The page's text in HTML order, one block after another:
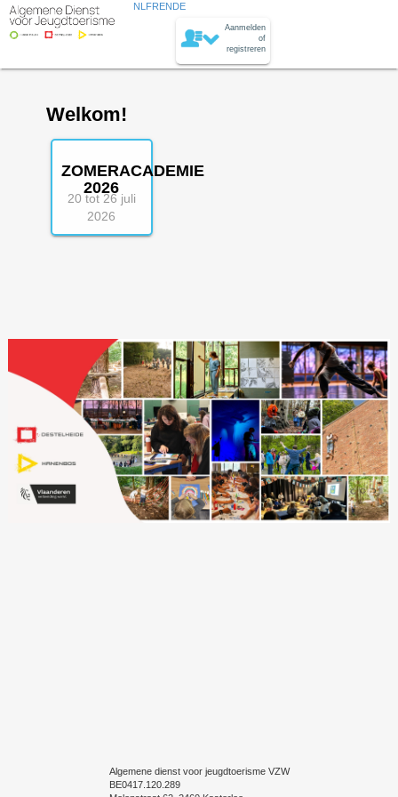
NL FRENDE
Aanmelden
of
registreren
Welkom!
ZOMERACADEMIE
2026
20 tot 26 juli
2026
Algemene dienst voor jeugdtoerisme VZW
BE0417.120.289